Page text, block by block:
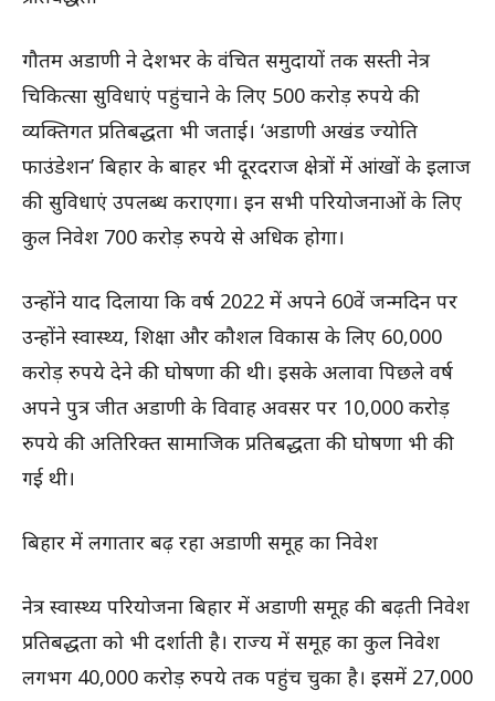
गौतम अडाणी ने देशभर के वंचित समुदायों तक सस्ती नेत्र
चिकित्सा सुविधाएं पहुंचाने के लिए 500 करोड़ रुपये की
व्यक्तिगत प्रतिबद्धता भी जताई। ‘अडाणी अखंड ज्योति
फाउंडेशन’ बिहार के बाहर भी दूरदराज क्षेत्रों में आंखों के इलाज
की सुविधाएं उपलब्ध कराएगा। इन सभी परियोजनाओं के लिए
कुल निवेश 700 करोड़ रुपये से अधिक होगा।
उन्होंने याद दिलाया कि वर्ष 2022 में अपने 60वें जन्मदिन पर
उन्होंने स्वास्थ्य, शिक्षा और कौशल विकास के लिए 60,000
करोड़ रुपये देने की घोषणा की थी। इसके अलावा पिछले वर्ष
अपने पुत्र जीत अडाणी के विवाह अवसर पर 10,000 करोड़
रुपये की अतिरिक्त सामाजिक प्रतिबद्धता की घोषणा भी की
गई थी।
बिहार में लगातार बढ़ रहा अडाणी समूह का निवेश
नेत्र स्वास्थ्य परियोजना बिहार में अडाणी समूह की बढ़ती निवेश
प्रतिबद्धता को भी दर्शाती है। राज्य में समूह का कुल निवेश
लगभग 40,000 करोड़ रुपये तक पहुंच चुका है। इसमें 27,000